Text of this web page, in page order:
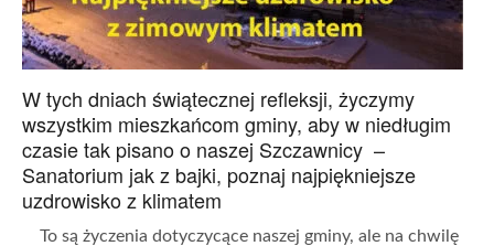
W tych dniach świątecznej refleksji, życzymy
wszystkim mieszkańcom gminy, aby w niedługim
czasie tak pisano o naszej Szczawnicy –
Sanatorium jak z bajki, poznaj najpiękniejsze
uzdrowisko z klimatem
To są życzenia dotyczycące naszej gminy, ale na chwilę